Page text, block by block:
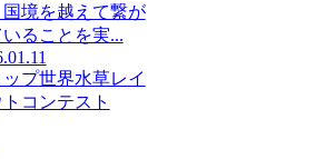
国境を越えて繋が
いることを実...
ップ世界水草レイ
コンテスト